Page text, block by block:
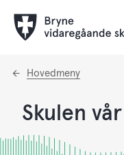
Du
Hovedmeny
Skulen vår